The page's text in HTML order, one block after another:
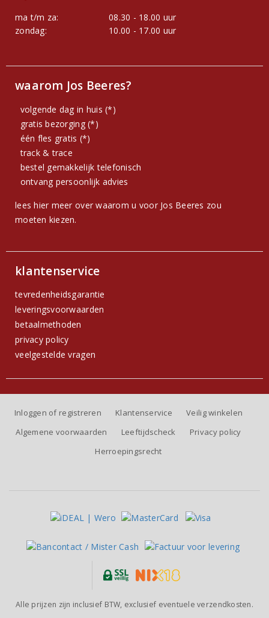
ma t/m za:
08.30 - 18.00 uur
zondag:
10.00 - 17.00 uur
waarom Jos Beeres?
volgende dag in huis (*)
gratis bezorging (*)
één fles gratis (*)
track & trace
bestel gemakkelijk telefonisch
ontvang persoonlijk advies
lees hier meer over waarom u voor Jos Beeres zou
moeten kiezen.
klantenservice
tevredenheidsgarantie
leveringsvoorwaarden
betaalmethoden
privacy policy
veelgestelde vragen
Inloggen of registreren Klantenservice
Veilig winkelen
Algemene voorwaarden
Leeftijdscheck
Privacy policy
Herroepingsrecht
Alle prijzen zijn inclusief BTW, exclusief eventuele verzendkosten.